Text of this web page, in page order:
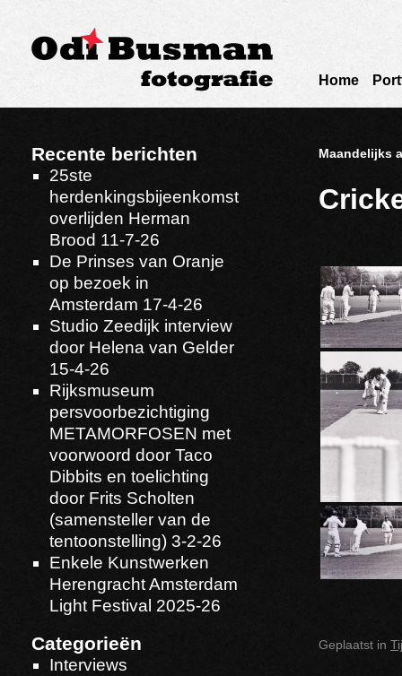
Home
Maandelijks
Geplaatst in
Recente berichten
25ste
herdenkingsbijeenkomst
overlijden Herman
Brood 11-7-26
De Prinses van Oranje
op bezoek in
Amsterdam 17-4-26
Studio Zeedijk interview
door Helena van Gelder
15-4-26
Rijksmuseum
persvoorbezichtiging
METAMORFOSEN met
voorwoord door Taco
Dibbits en toelichting
door Frits Scholten
(samensteller van de
tentoonstelling) 3-2-26
Enkele Kunstwerken
Herengracht Amsterdam
Light Festival 2025-26
Categorieën
Interviews